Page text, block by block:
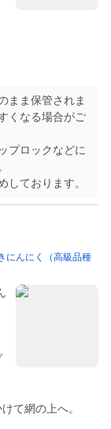
まま保管されま
くなる場合がご
プロックなどに
しております。
にんにく（高級品種
て網の上へ。